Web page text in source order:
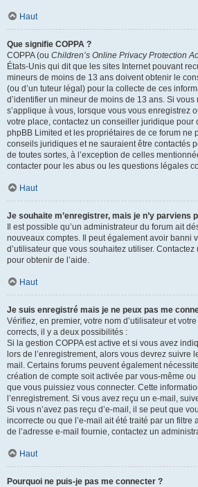
Haut
Que signifie COPPA ?
COPPA (ou Children’s Online Privacy Protection
États-Unis qui dit que les sites Internet pouvant
mineurs de moins de 13 ans doivent obtenir le
(ou d’un tuteur légal) pour la collecte de ces
d’identifier un mineur de moins de 13 ans. Si vous
s’applique à vous, lorsque vous vous enregistrez
votre place, contactez un conseiller juridique pour
phpBB Limited et les propriétaires de ce forum ne
conseils juridiques et ne sauraient être contactés
de toutes sortes, à l’exception de celles
contacter pour les abus ou les questions légales
Haut
Je souhaite m’enregistrer, mais je n’y parviens
Il est possible qu’un administrateur du forum ait
nouveaux comptes. Il peut également avoir banni
d’utilisateur que vous souhaitez utiliser.
pour obtenir de l’aide.
Haut
Je suis enregistré mais je ne peux pas me
Vérifiez, en premier, votre nom d’utilisateur et
corrects, il y a deux possibilités :
Si la gestion COPPA est active et si vous avez
lors de l’enregistrement, alors vous devrez suivre
mail. Certains forums peuvent également
création de compte soit activée par vous-même
que vous puissiez vous connecter. Cette
l’enregistrement. Si vous avez reçu un e-mail,
Si vous n’avez pas reçu d’e-mail, il se peut que
incorrecte ou que l’e-mail ait été traité par un filtre
de l’adresse e-mail fournie, contactez un
Haut
Pourquoi ne puis-je pas me connecter ?